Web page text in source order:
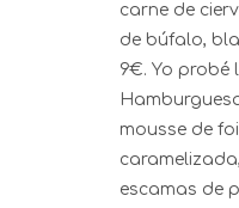
carne de
de búfalo,
9€. Yo probé
mousse de
escamas de